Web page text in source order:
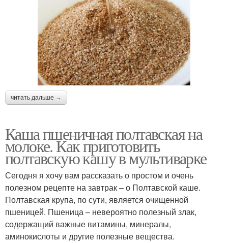
читать дальше →
Каша пшеничная полтавская на
молоке. Как приготовить
полтавскую кашу в мультиварке
Сегодня я хочу вам рассказать о простом и очень
полезном рецепте на завтрак – о Полтавской каше.
Полтавская крупа, по сути, является очищенной
пшеницей. Пшеница – невероятно полезный злак,
содержащий важные витамины, минералы,
аминокислоты и другие полезные вещества.